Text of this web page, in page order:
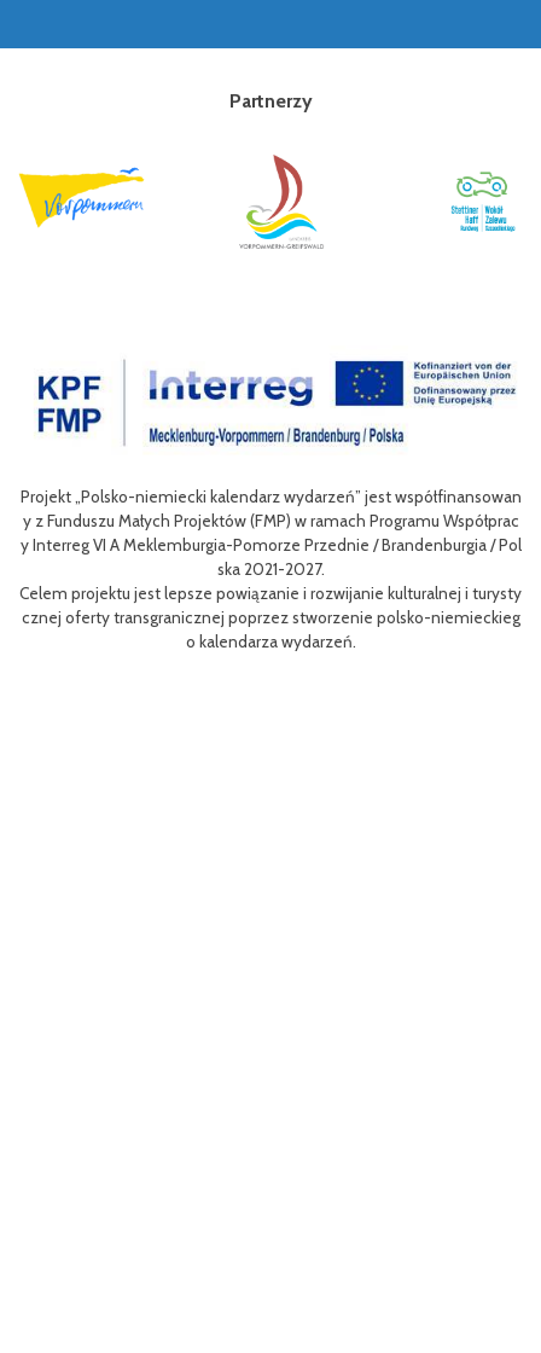
Partnerzy
/ Pol
Celem III Polsko-Niemieckich Dni Turystyki Rowerowej jest
nie oferty turystycznej oraz ułatwienie transgranicznego dostępu
niej dla mieszkańców obszaru Euroregionu Pomerania jak i dla
w odwiedzających region.
Efektem planowanych działań jest przybliżenie zwykłym
m rowerów możliwości różnych tras oraz miejsc do zwiedzenia, jak
aangażowanie prawdziwych rowerowych pasjonatów w rozwój